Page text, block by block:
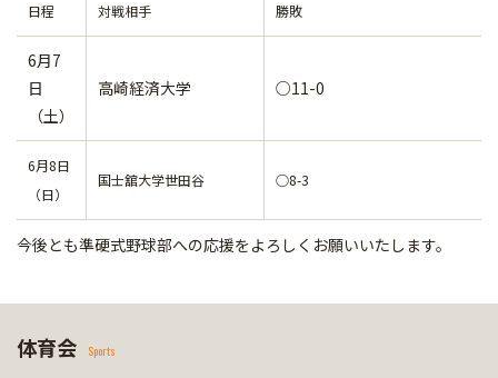
日程 対戦相手 勝敗
6月7
日
（土）
高崎経済大学 ○11-0
6月8日
（日）
国士舘大学世田谷 ○8-3
今後とも準硬式野球部への応援をよろしくお願いいたします。
体育会 Sports